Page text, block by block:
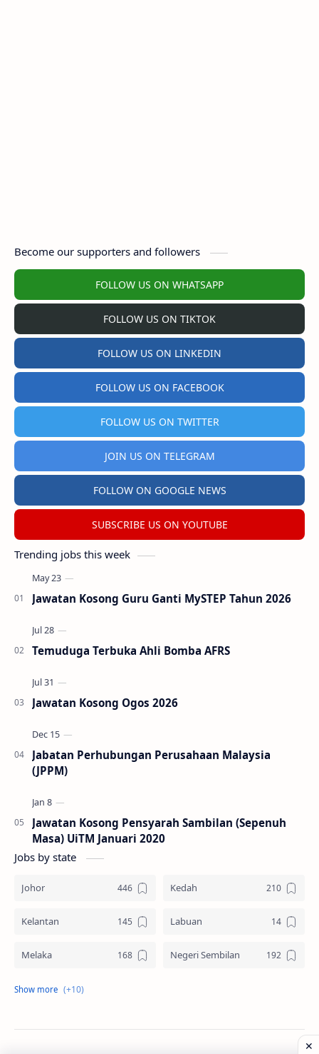
Become our supporters and followers
FOLLOW US ON WHATSAPP
FOLLOW US ON TIKTOK
FOLLOW US ON LINKEDIN
FOLLOW US ON FACEBOOK
FOLLOW US ON TWITTER
JOIN US ON TELEGRAM
FOLLOW ON GOOGLE NEWS
SUBSCRIBE US ON YOUTUBE
Trending jobs this week
Jawatan Kosong Guru Ganti MySTEP Tahun 2026
Temuduga Terbuka Ahli Bomba AFRS
Jawatan Kosong Ogos 2026
Jabatan Perhubungan Perusahaan Malaysia
(JPPM)
Jawatan Kosong Pensyarah Sambilan (Sepenuh
Masa) UiTM Januari 2020
Jobs by state
Johor Kedah
Kelantan Labuan
Melaka Negeri Sembilan
Pahang